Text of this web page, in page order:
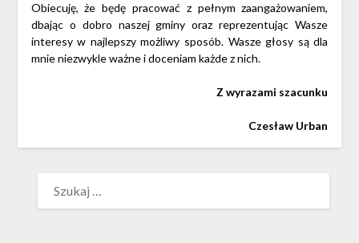
Obiecuję, że będę pracować z pełnym zaangażowaniem,
dbając o dobro naszej gminy oraz reprezentując Wasze
interesy w najlepszy możliwy sposób. Wasze głosy są dla
mnie niezwykle ważne i doceniam każde z nich.
Z wyrazami szacunku
Czesław Urban